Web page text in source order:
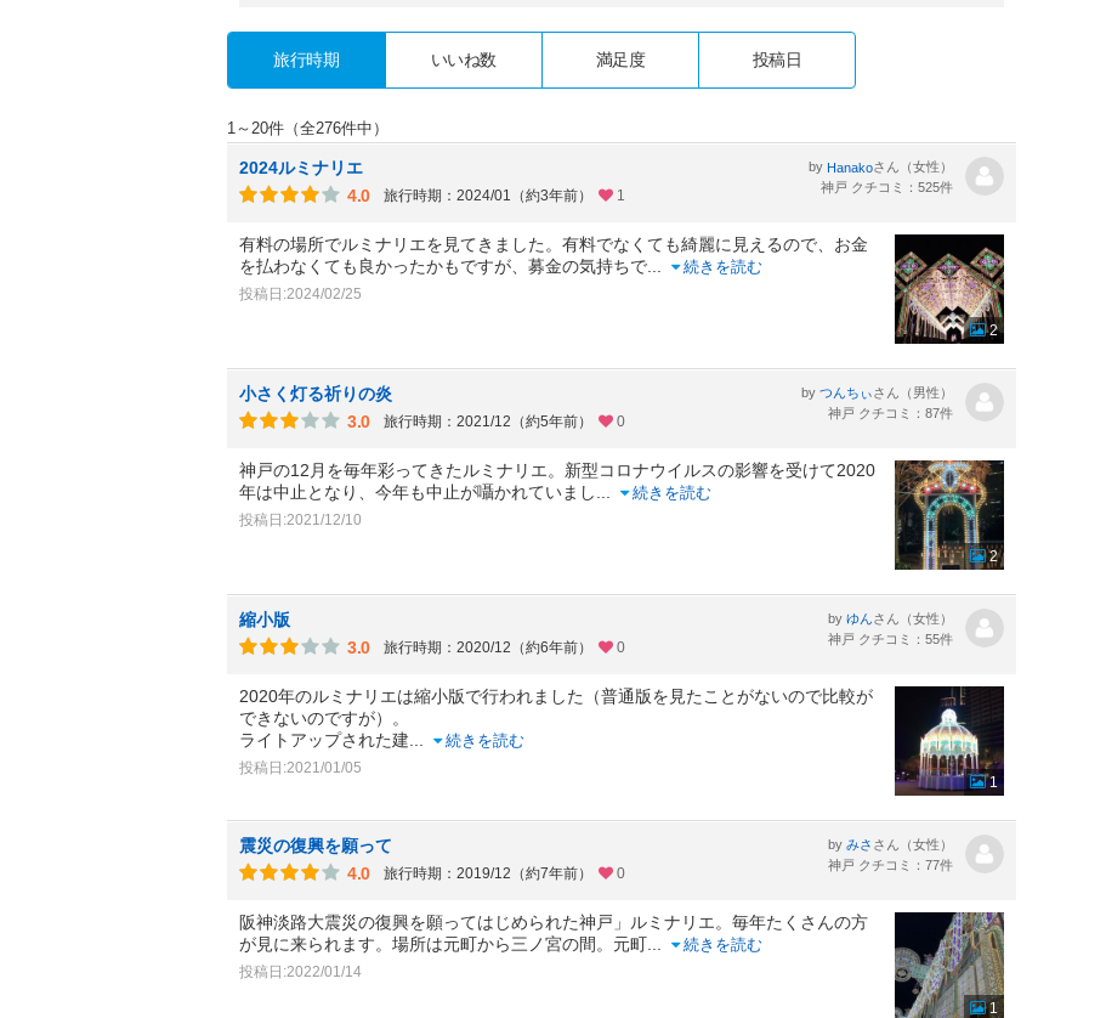
旅行時期 いいね数 満足度 投稿日
1～20件（全276件中）
2024ルミナリエ
4.0
旅行時期：2024/01（約3年前） 1
by Hanakoさん（女性）
神戸 クチコミ：525件
有料の場所でルミナリエを見てきました。有料でなくても綺麗に見えるので、お金
を払わなくても良かったかもですが、募金の気持ちで
続きを読む
投稿日:2024/02/25
2
小さく灯る祈りの炎
3.0
旅行時期：2021/12（約5年前） 0
by つんちぃさん（男性）
神戸 クチコミ：87件
神戸の12月を毎年彩ってきたルミナリエ。新型コロナウイルスの影響を受けて2020
年は中止となり、今年も中止が囁かれていまし
続きを読む
投稿日:2021/12/10
2
縮小版
3.0
旅行時期：2020/12（約6年前） 0
by ゆんさん（女性）
神戸 クチコミ：55件
2020年のルミナリエは縮小版で行われました（普通版を見たことがないので比較が
できないのですが）。
ライトアップされた建
続きを読む
投稿日:2021/01/05
1
震災の復興を願って
4.0
旅行時期：2019/12（約7年前） 0
by みさ さん（女性）
神戸 クチコミ：77件
阪神淡路大震災の復興を願ってはじめられた神戸」ルミナリエ。毎年たくさんの方
が見に来られます。場所は元町から三ノ宮の間。元町
続きを読む
投稿日:2022/01/14
1